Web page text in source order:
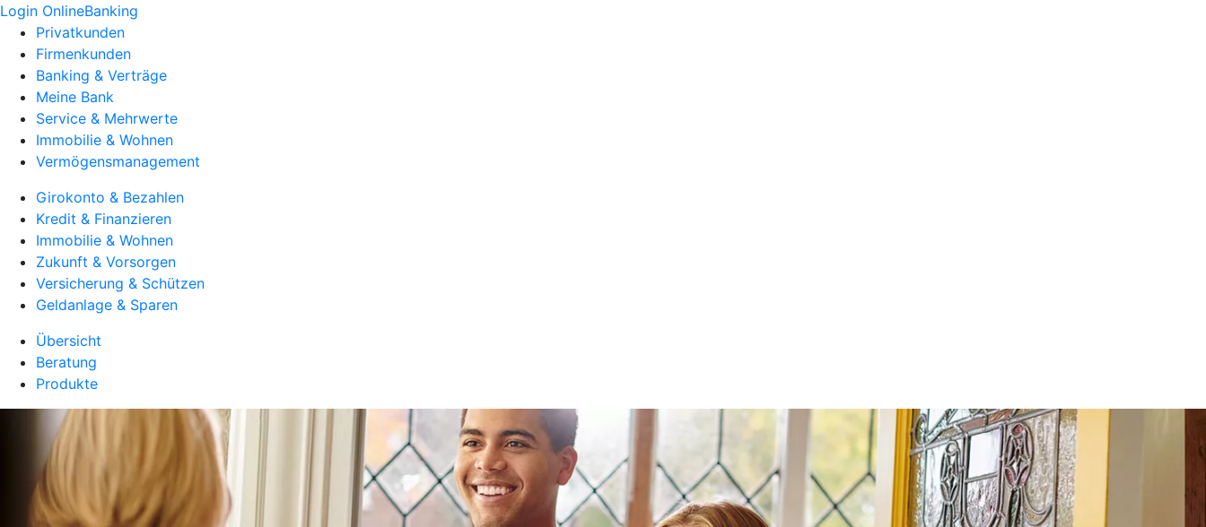
Login OnlineBanking
Privatkunden
Firmenkunden
Banking & Verträge
Meine Bank
Service & Mehrwerte
Immobilie & Wohnen
Vermögensmanagement
Girokonto & Bezahlen
Kredit & Finanzieren
Immobilie & Wohnen
Zukunft & Vorsorgen
Versicherung & Schützen
Geldanlage & Sparen
Übersicht
Beratung
Produkte